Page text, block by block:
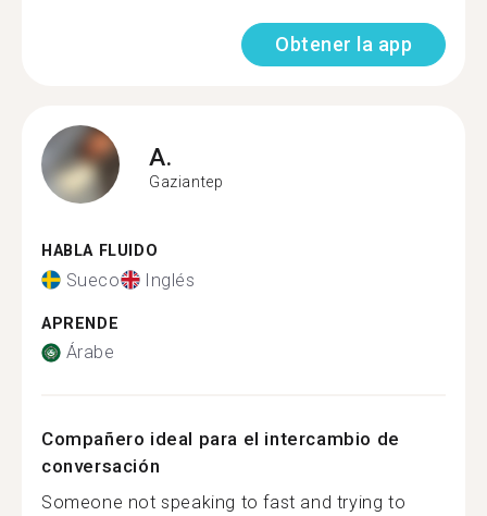
Obtener la app
A.
Gaziantep
HABLA FLUIDO
Sueco Inglés
APRENDE
Árabe
Compañero ideal para el intercambio de
conversación
Someone not speaking to fast and trying to